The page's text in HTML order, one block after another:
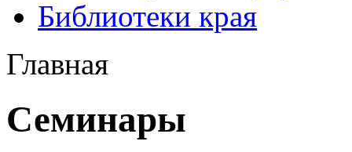
Библиотеки края
Главная
Семинары